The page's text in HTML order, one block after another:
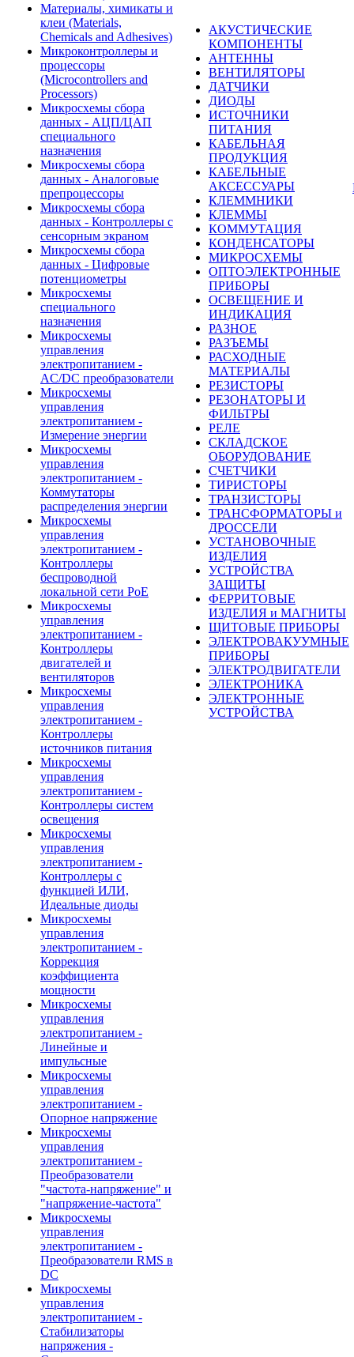
Материалы, химикаты и
клеи (Materials,
Chemicals and Adhesives)
Микроконтроллеры и
процессоры
(Microcontrollers and
Processors)
Микросхемы сбора
данных - АЦП/ЦАП
специального
назначения
Микросхемы сбора
данных - Аналоговые
препроцессоры
Микросхемы сбора
данных - Контроллеры с
сенсорным экраном
Микросхемы сбора
данных - Цифровые
потенциометры
Микросхемы
специального
назначения
Микросхемы
управления
электропитанием -
AC/DC преобразователи
Микросхемы
управления
электропитанием -
Измерение энергии
Микросхемы
управления
электропитанием -
Коммутаторы
распределения энергии
Микросхемы
управления
электропитанием -
Контроллеры
беспроводной
локальной сети PoE
Микросхемы
управления
электропитанием -
Контроллеры
двигателей и
вентиляторов
Микросхемы
управления
электропитанием -
Контроллеры
источников питания
Микросхемы
управления
электропитанием -
Контроллеры систем
освещения
Микросхемы
управления
электропитанием -
Контроллеры с
функцией ИЛИ,
Идеальные диоды
Микросхемы
управления
электропитанием -
Коррекция
коэффициента
мощности
Микросхемы
управления
электропитанием -
Линейные и
импульсные
Микросхемы
управления
электропитанием -
Опорное напряжение
Микросхемы
управления
электропитанием -
Преобразователи
"частота-напряжение" и
"напряжение-частота"
Микросхемы
управления
электропитанием -
Преобразователи RMS в
DC
Микросхемы
управления
электропитанием -
Стабилизаторы
напряжения -
АКУСТИЧЕСКИЕ
КОМПОНЕНТЫ
АНТЕННЫ
ВЕНТИЛЯТОРЫ
ДАТЧИКИ
ДИОДЫ
ИСТОЧНИКИ
ПИТАНИЯ
КАБЕЛЬНАЯ
ПРОДУКЦИЯ
КАБЕЛЬНЫЕ
АКСЕССУАРЫ
КЛЕММНИКИ
КЛЕММЫ
КОММУТАЦИЯ
КОНДЕНСАТОРЫ
МИКРОСХЕМЫ
ОПТОЭЛЕКТРОННЫЕ
ПРИБОРЫ
ОСВЕЩЕНИЕ И
ИНДИКАЦИЯ
РАЗНОЕ
РАЗЪЕМЫ
РАСХОДНЫЕ
МАТЕРИАЛЫ
РЕЗИСТОРЫ
РЕЗОНАТОРЫ И
ФИЛЬТРЫ
РЕЛЕ
СКЛАДСКОЕ
ОБОРУДОВАНИЕ
СЧЕТЧИКИ
ТИРИСТОРЫ
ТРАНЗИСТОРЫ
ТРАНСФОРМАТОРЫ и
ДРОССЕЛИ
УСТАНОВОЧНЫЕ
ИЗДЕЛИЯ
УСТРОЙСТВА
ЗАЩИТЫ
ФЕРРИТОВЫЕ
ИЗДЕЛИЯ и МАГНИТЫ
ЩИТОВЫЕ ПРИБОРЫ
ЭЛЕКТРОВАКУУМНЫЕ
ПРИБОРЫ
ЭЛЕКТРОДВИГАТЕЛИ
ЭЛЕКТРОНИКА
ЭЛЕКТРОННЫЕ
УСТРОЙСТВА